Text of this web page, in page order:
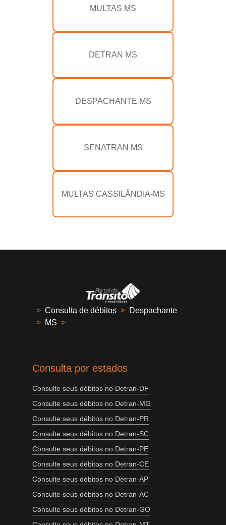
MULTAS MS
DETRAN MS
DESPACHANTE MS
SENATRAN MS
MULTAS CASSILÂNDIA-MS
> Consulta de débitos > Despachante
> MS >
Consulta por estados
Consulte seus débitos no Detran-DF
Consulte seus débitos no Detran-MG
Consulte seus débitos no Detran-PR
Consulte seus débitos no Detran-SC
Consulte seus débitos no Detran-PE
Consulte seus débitos no Detran-CE
Consulte seus débitos no Detran-AP
Consulte seus débitos no Detran-AC
Consulte seus débitos no Detran-GO